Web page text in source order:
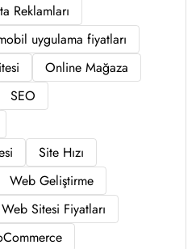
Reklamları
uygulama fiyatları
Online Mağaza
SEO
Site Hızı
Web Geliştirme
Web Sitesi Fiyatları